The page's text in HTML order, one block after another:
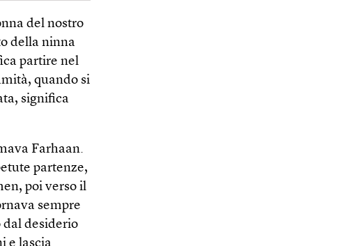
del nostro
della ninna
partire nel
quando si
significa
Farhaan.
partenze,
poi verso il
sempre
dal desiderio